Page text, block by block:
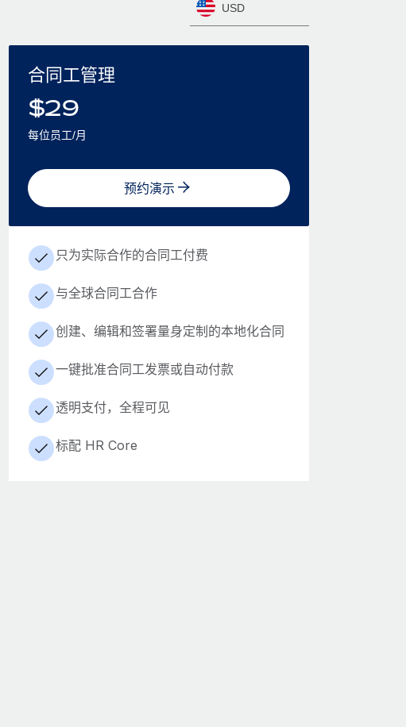
USD
合同工管理
$29
每位员工/月
预约演示
只为实际合作的合同工付费
与全球合同工合作
创建、编辑和签署量身定制的本地化合同
一键批准合同工发票或自动付款
透明支付，全程可见
标配 HR Core